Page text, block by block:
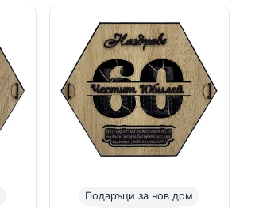
Подаръци за нов дом